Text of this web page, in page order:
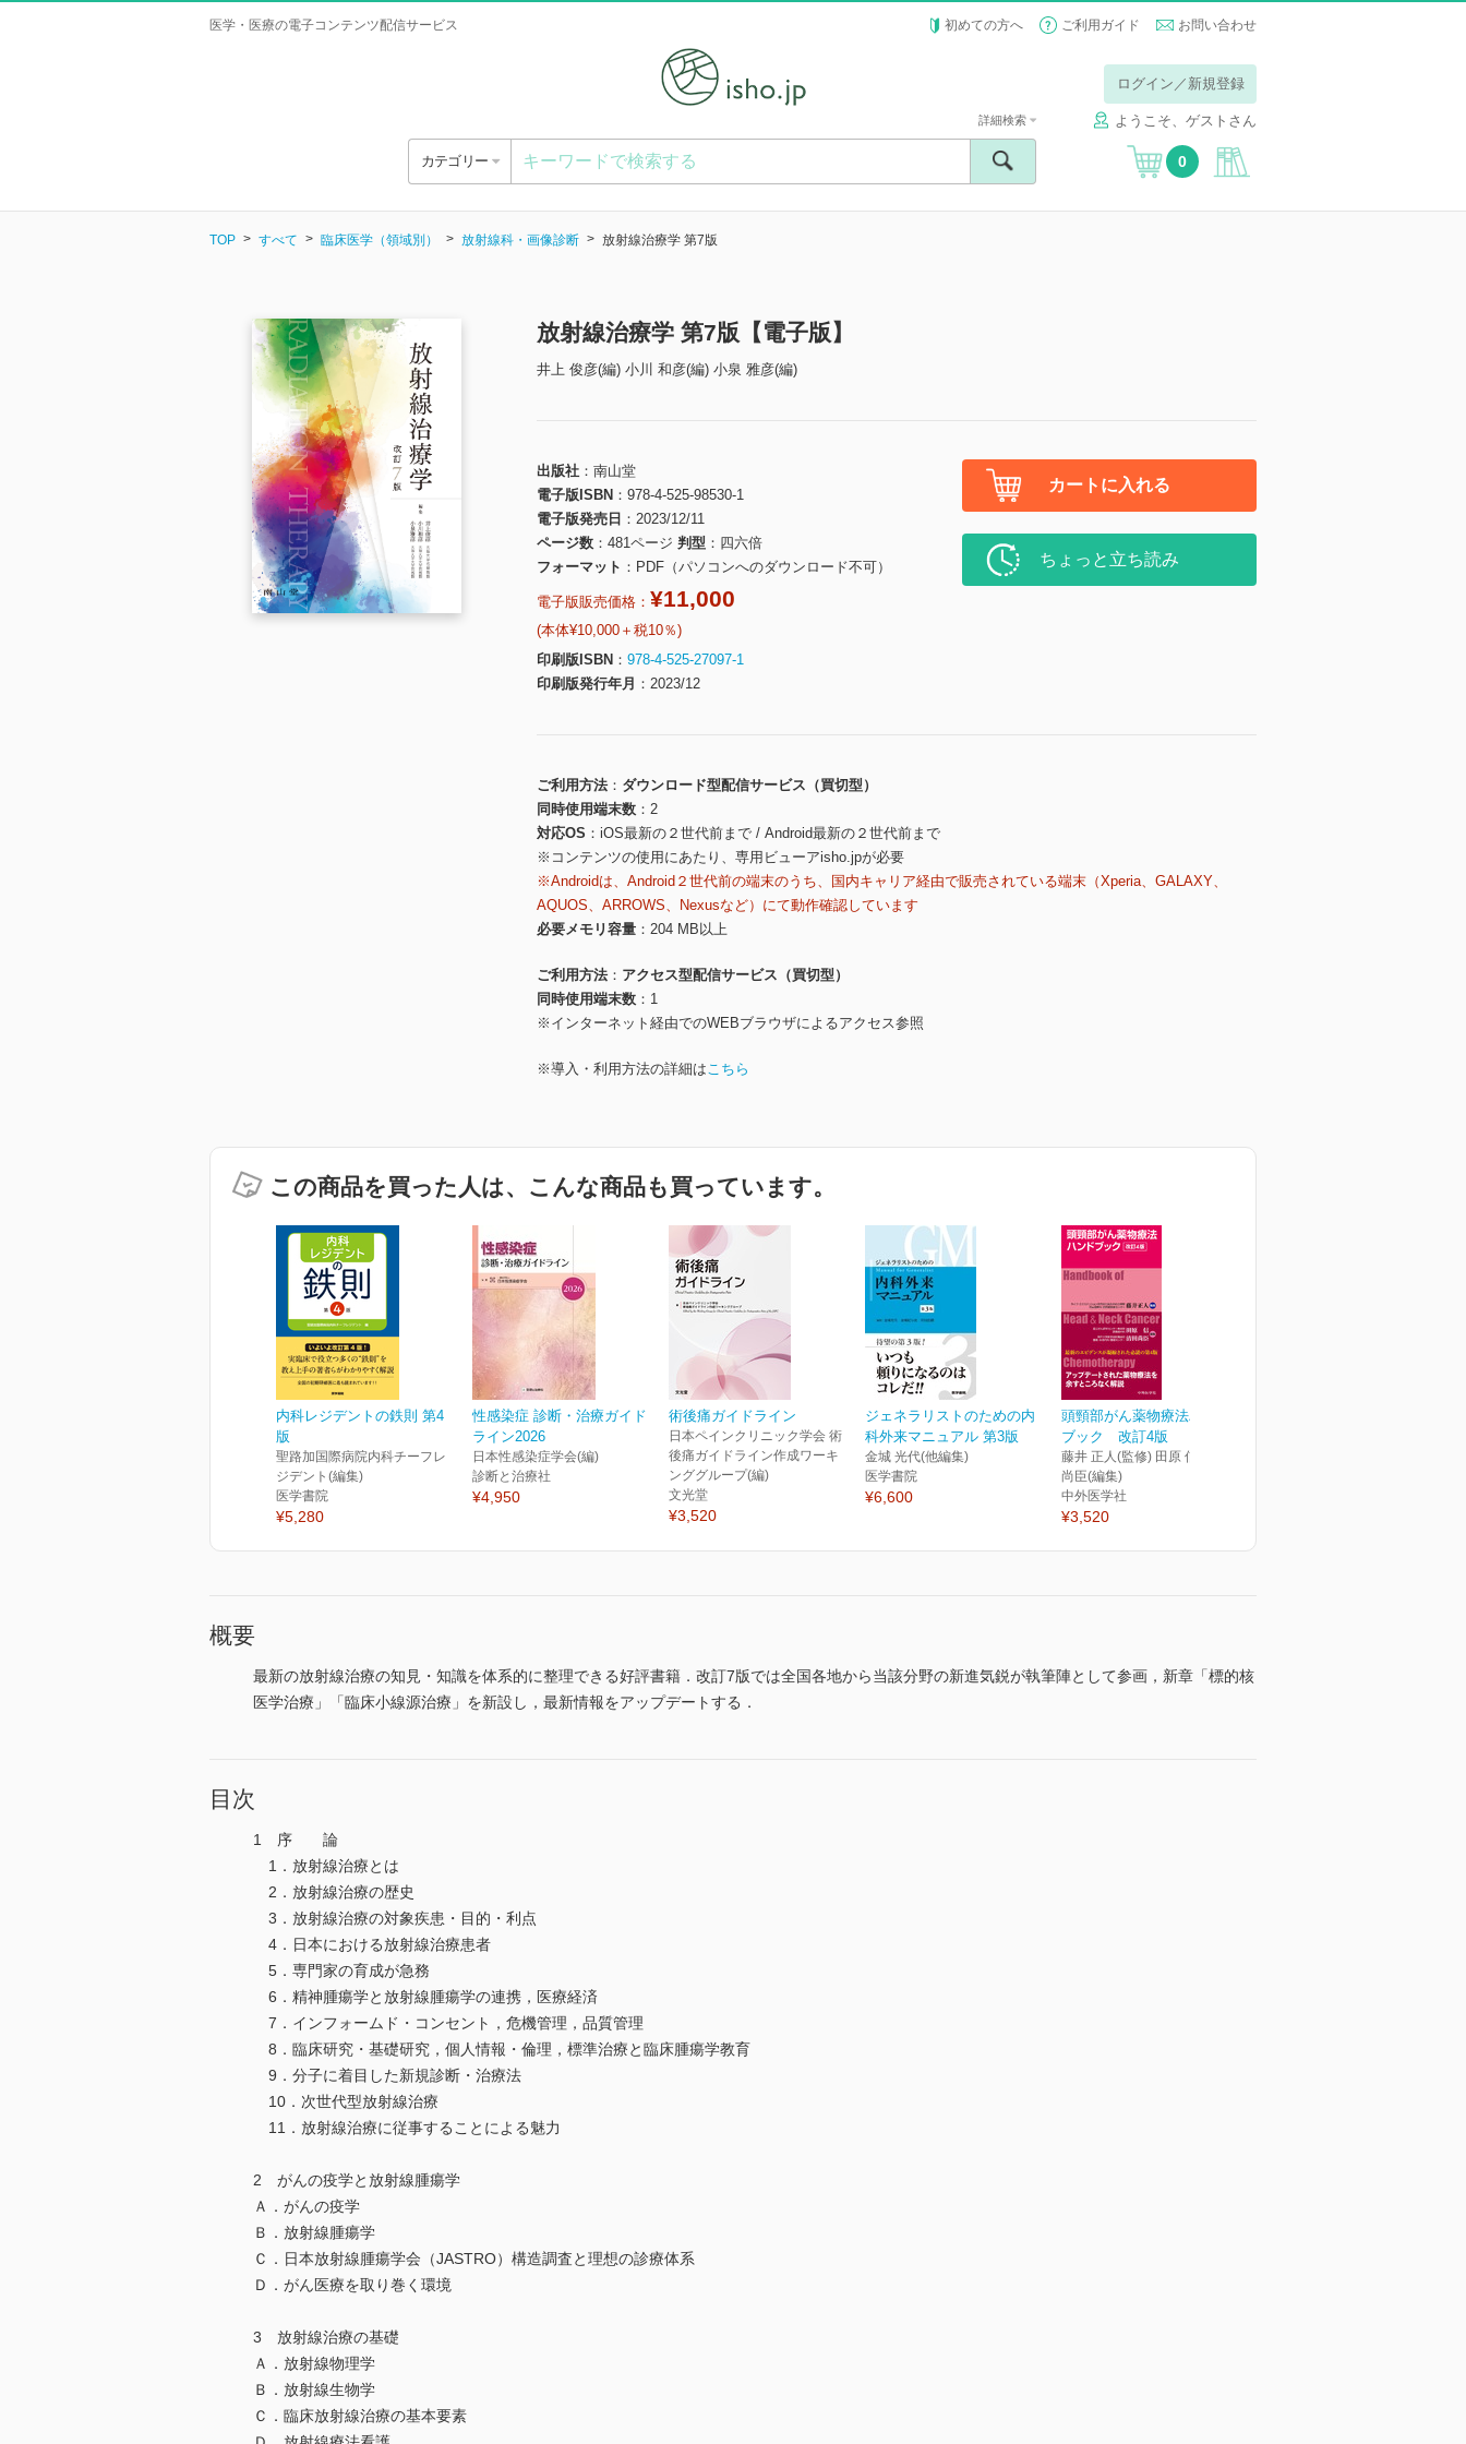
医学・医療の電子コンテンツ配信サービス 初めての方へ ご利用ガイド お問い合わせ
ログイン／新規登録
ようこそ、ゲストさん
カテゴリー
詳細検索
0
TOP すべて 臨床医学（領域別） 放射線科・画像診断 放射線治療学 第7版
放射線治療学 第7版【電子版】
井上 俊彦(編) 小川 和彦(編) 小泉 雅彦(編)
出版社
南山堂
電子版ISBN
978-4-525-98530-1
電子版発売日
2023/12/11
ページ数
481ページ 判型
四六倍
フォーマット
PDF（パソコンへのダウンロード不可）
電子版販売価格： ¥11,000
(本体¥10,000＋税10％)
印刷版ISBN
978-4-525-27097-1
印刷版発行年月
2023/12
カートに入れる
ちょっと立ち読み
ご利用方法
ダウンロード型配信サービス（買切型）
同時使用端末数
2
対応OS
iOS最新の２世代前まで / Android最新の２世代前まで
※コンテンツの使用にあたり、専用ビューアisho.jpが必要
※Androidは、Android２世代前の端末のうち、国内キャリア経由で販売されている端末（Xperia、GALAXY、
AQUOS、ARROWS、Nexusなど）にて動作確認しています
必要メモリ容量
204 MB以上
ご利用方法
アクセス型配信サービス（買切型）
同時使用端末数
1
※インターネット経由でのWEBブラウザによるアクセス参照
※導入・利用方法の詳細はこちら
この商品を買った人は、こんな商品も買っています。
内科レジデントの鉄則 第4
版
聖路加国際病院内科チーフレ
ジデント(編集)
医学書院
¥5,280
性感染症 診断・治療ガイド
ライン2026
日本性感染症学会(編)
診断と治療社
¥4,950
術後痛ガイドライン
日本ペインクリニック学会 術
後痛ガイドライン作成ワーキ
ンググループ(編)
文光堂
¥3,520
ジェネラリストのための内
科外来マニュアル 第3版
金城 光代(他編集)
医学書院
¥6,600
頭頸部がん薬物療法ハンド
ブック 改訂4版
藤井 正人(監修) 田原 信 清田
尚臣(編集)
中外医学社
¥3,520
概要
最新の放射線治療の知見・知識を体系的に整理できる好評書籍．改訂7版では全国各地から当該分野の新進気鋭が執筆陣として参画，新章「標的核
医学治療」「臨床小線源治療」を新設し，最新情報をアップデートする．
目次
1 序 論
1．放射線治療とは
2．放射線治療の歴史
3．放射線治療の対象疾患・目的・利点
4．日本における放射線治療患者
5．専門家の育成が急務
6．精神腫瘍学と放射線腫瘍学の連携，医療経済
7．インフォームド・コンセント，危機管理，品質管理
8．臨床研究・基礎研究，個人情報・倫理，標準治療と臨床腫瘍学教育
9．分子に着目した新規診断・治療法
10．次世代型放射線治療
11．放射線治療に従事することによる魅力
2 がんの疫学と放射線腫瘍学
Ａ．がんの疫学
Ｂ．放射線腫瘍学
Ｃ．日本放射線腫瘍学会（JASTRO）構造調査と理想の診療体系
Ｄ．がん医療を取り巻く環境
3 放射線治療の基礎
Ａ．放射線物理学
Ｂ．放射線生物学
Ｃ．臨床放射線治療の基本要素